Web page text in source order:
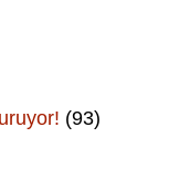
(93)